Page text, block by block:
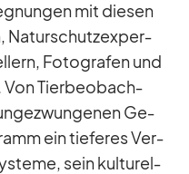
mit die­sen
Na­tur­schutz­ex­per­
Fo­to­gra­fen und
Von Tier­be­ob­ach­
Ge­
ein tie­fe­res Ver­
sein kul­tu­rel­